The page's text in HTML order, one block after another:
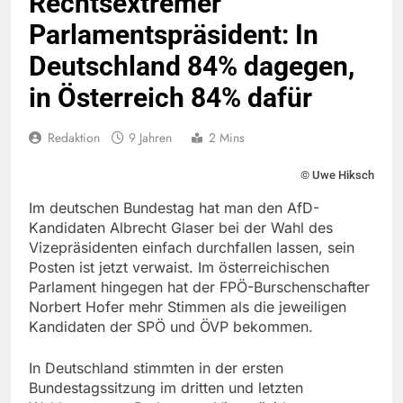
Parlamentspräsident: In
Deutschland 84% dagegen,
in Österreich 84% dafür
Redaktion 9 Jahren 2 Mins
© Uwe Hiksch
Im deutschen Bundestag hat man den AfD-
Kandidaten Albrecht Glaser bei der Wahl des
Vizepräsidenten einfach durchfallen lassen, sein
Posten ist jetzt verwaist. Im österreichischen
Parlament hingegen hat der FPÖ-Burschenschafter
Norbert Hofer mehr Stimmen als die jeweiligen
Kandidaten der SPÖ und ÖVP bekommen.
In Deutschland stimmten in der ersten
Bundestagssitzung im dritten und letzten